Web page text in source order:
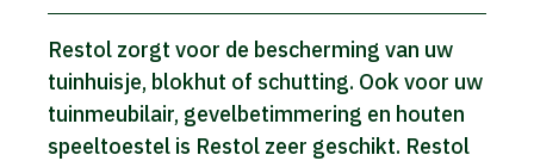
Restol zorgt voor de bescherming van uw
tuinhuisje, blokhut of schutting. Ook voor uw
tuinmeubilair, gevelbetimmering en houten
speeltoestel is Restol zeer geschikt. Restol